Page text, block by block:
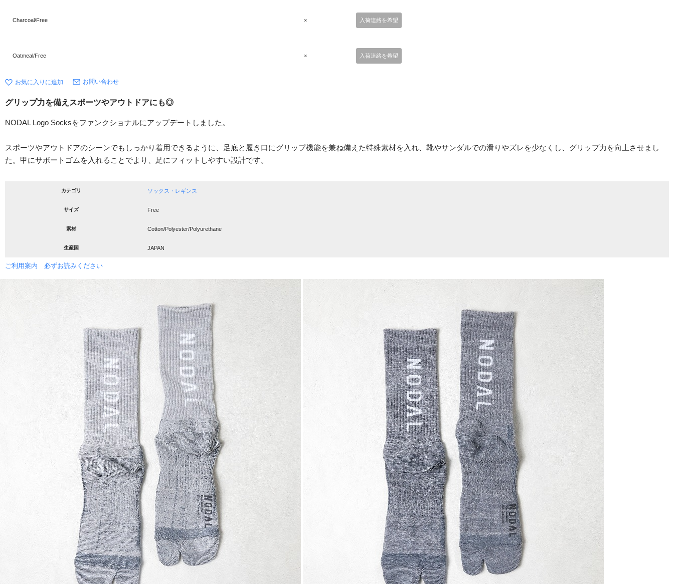
Charcoal/Free × 入荷連絡を希望
Oatmeal/Free × 入荷連絡を希望
お問い合わせ
グリップ力を備えスポーツやアウトドアにも◎
NODAL Logo Socksをファンクショナルにアップデートしました。
スポーツやアウトドアのシーンでもしっかり着用できるように、足底と履き口にグリップ機能を兼ね備えた特殊素材を入れ、靴やサンダルでの滑りやズレを少なくし、グリップ力を向上させまし
た。甲にサポートゴムを入れることでより、足にフィットしやすい設計です。
カテゴリ ソックス・レギンス
サイズ Free
素材 Cotton/Polyester/Polyurethane
生産国 JAPAN
ご利用案内 必ずお読みください